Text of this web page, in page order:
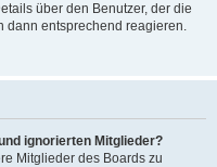
über den Benutzer, der die
dann entsprechend reagieren.
ignorierten Mitglieder?
Mitglieder des Boards zu